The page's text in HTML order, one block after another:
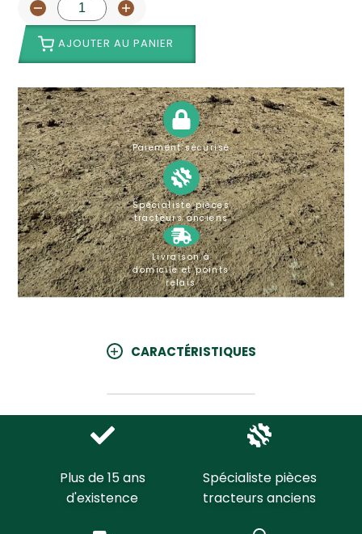
AJOUTER AU PANIER
Paiement sécurisé
Spécialiste pièces
tracteurs anciens
Livraison à
domicile et points
relais
CARACTÉRISTIQUES
Plus de 15 ans
d'existence
Spécialiste pièces
tracteurs anciens